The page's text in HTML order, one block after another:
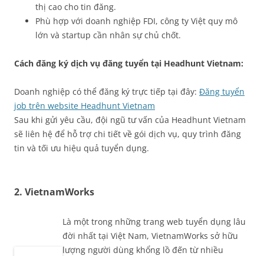
thị cao cho tin đăng.
Phù hợp với doanh nghiệp FDI, công ty Việt quy mô
lớn và startup cần nhân sự chủ chốt.
Cách đăng ký dịch vụ đăng tuyển tại Headhunt Vietnam:
Doanh nghiệp có thể đăng ký trực tiếp tại đây: Đăng tuyển
job trên website Headhunt Vietnam
Sau khi gửi yêu cầu, đội ngũ tư vấn của Headhunt Vietnam
sẽ liên hệ để hỗ trợ chi tiết về gói dịch vụ, quy trình đăng
tin và tối ưu hiệu quả tuyển dụng.
2. VietnamWorks
Là một trong những trang web tuyển dụng lâu
đời nhất tại Việt Nam, VietnamWorks sở hữu
lượng người dùng khổng lồ đến từ nhiều